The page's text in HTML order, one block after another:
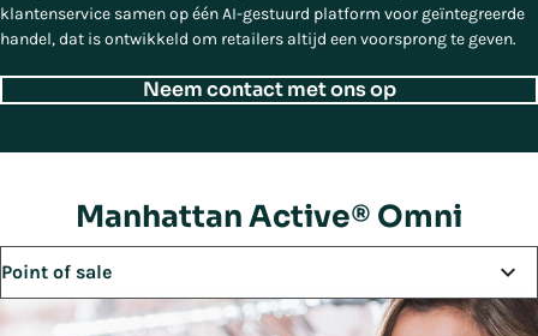
klantenservice samen op één AI-gestuurd platform voor geïntegreerde
handel, dat is ontwikkeld om retailers altijd een voorsprong te geven.
Neem contact met ons op
Manhattan Active® Omni